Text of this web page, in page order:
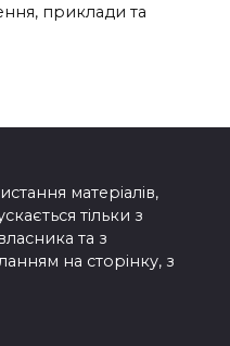
приклади та
матеріалів,
тільки з
та з
на сторінку, з